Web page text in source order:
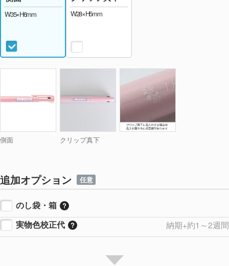
側面 クリップ真下
W35×H6mm W28×H5mm
追加オプション 任意
のし袋・箱
実物色校正代
納期+約1～2週間